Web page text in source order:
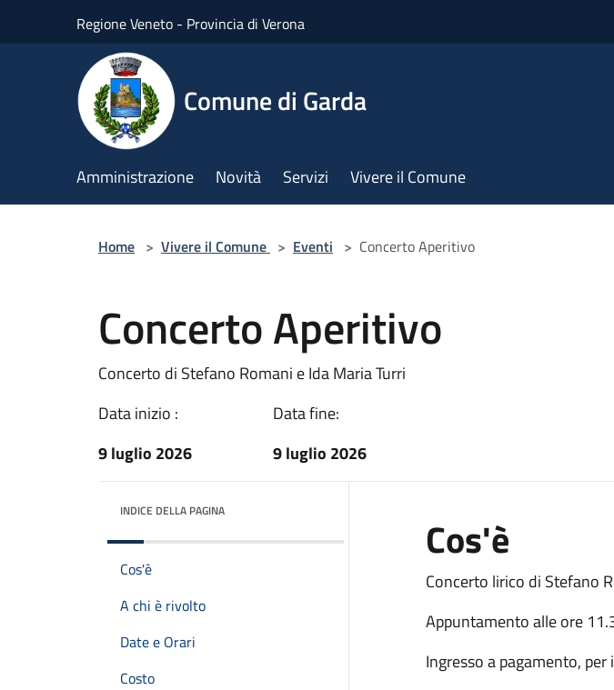
Regione Veneto - Provincia di Verona
Comune di Garda
Amministrazione Novità Servizi Vivere il Comune
Home > Vivere il Comune > Eventi > Concerto Aperitivo
Concerto Aperitivo
Concerto di Stefano Romani e Ida Maria Turri
Data inizio :
9 luglio 2026
Data fine:
9 luglio 2026
INDICE DELLA PAGINA
Cos'è
A chi è rivolto
Date e Orari
Costo
Cos'è
Concerto lirico di Stefano
Appuntamento alle ore
Ingresso a pagamento,